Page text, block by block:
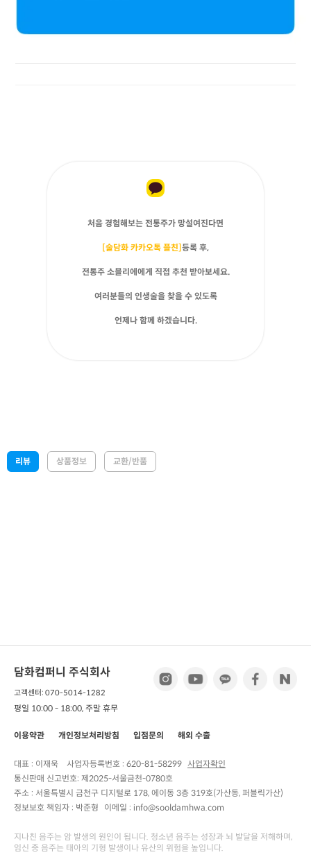
처음 경험해보는 전통주가 망설여진다면
[술담화 카카오톡 플친] 등록 후,
전통주 소믈리에에게 직접 추천 받아보세요.
여러분들의 인생술을 찾을 수 있도록
언제나 함께 하겠습니다.
리뷰 상품정보 교환/반품
담화컴퍼니 주식회사
고객센터: 070-5014-1282
평일 10:00 - 18:00, 주말 휴무
이용약관 개인정보처리방침 입점문의 해외 수출
대표 : 이재욱 사업자등록번호 : 620-81-58299 사업자확인
통신판매 신고번호: 제2025-서울금천-0780호
주소 : 서울특별시 금천구 디지털로 178, 에이동 3층 319호(가산동, 퍼블릭가산)
정보보호 책임자 : 박준형 이메일 : info@sooldamhwa.com
지나친 음주는 암 발생의 원인이 됩니다. 청소년 음주는 성장과 뇌 발달을 저해하며,
임신 중 음주는 태아의 기형 발생이나 유산의 위험을 높입니다.